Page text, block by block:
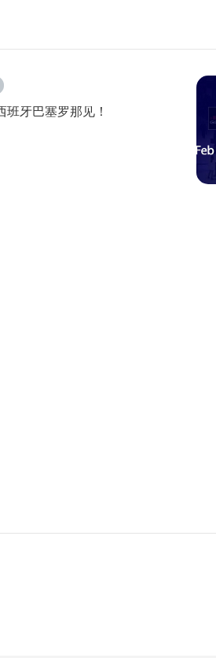
班牙巴塞罗那见！